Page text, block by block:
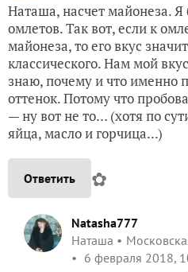
Наташа, насчет майонеза.
омлетов. Так вот, если к
майонеза, то его вкус
классического. Нам мой
знаю, почему и что именно
оттенок. Потому что
— ну вот не то… (хотя по
яйца, масло и горчица...)
Ответить ✿
Natasha777
Наташа
6 февраля 2018,